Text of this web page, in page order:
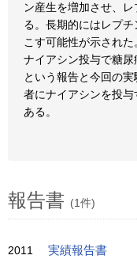
ン産生を増加させ、
る。長期的にはレプ
こす可能性が示された
ナイアシン投与で糖
という報告と今回の
者にナイアシンを投
ある。
報告書 (1件)
2011 実績報告書